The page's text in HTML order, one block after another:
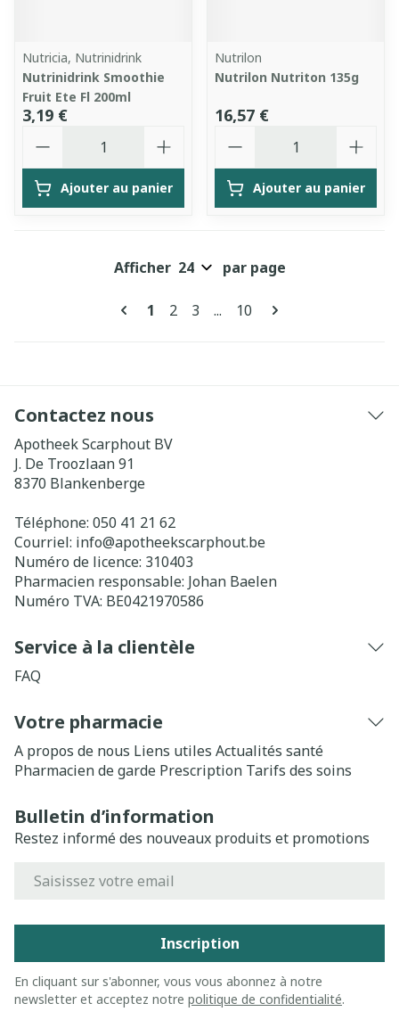
Nutricia, Nutrinidrink
Nutrinidrink Smoothie
Fruit Ete Fl 200ml
3,19 €
Ajouter au panier
Nutrilon
Nutrilon Nutriton 135g
16,57 €
Ajouter au panier
Pages
Vous lisez actuellement la page
1 Page
2 Page
3 ... Page
10
Afficher par page
Contactez nous
Apotheek Scarphout BV
J. De Troozlaan 91
8370 Blankenberge
Téléphone: 050 41 21 62
Courriel: info@apotheekscarphout.be
Numéro de licence: 310403
Pharmacien responsable: Johan Baelen
Numéro TVA: BE0421970586
Service à la clientèle
FAQ
Votre pharmacie
A propos de nous Liens utiles Actualités santé
Pharmacien de garde Prescription Tarifs des soins
Bulletin d’information
Restez informé des nouveaux produits et promotions
Inscription
En cliquant sur s'abonner, vous vous abonnez à notre
newsletter et acceptez notre politique de confidentialité.